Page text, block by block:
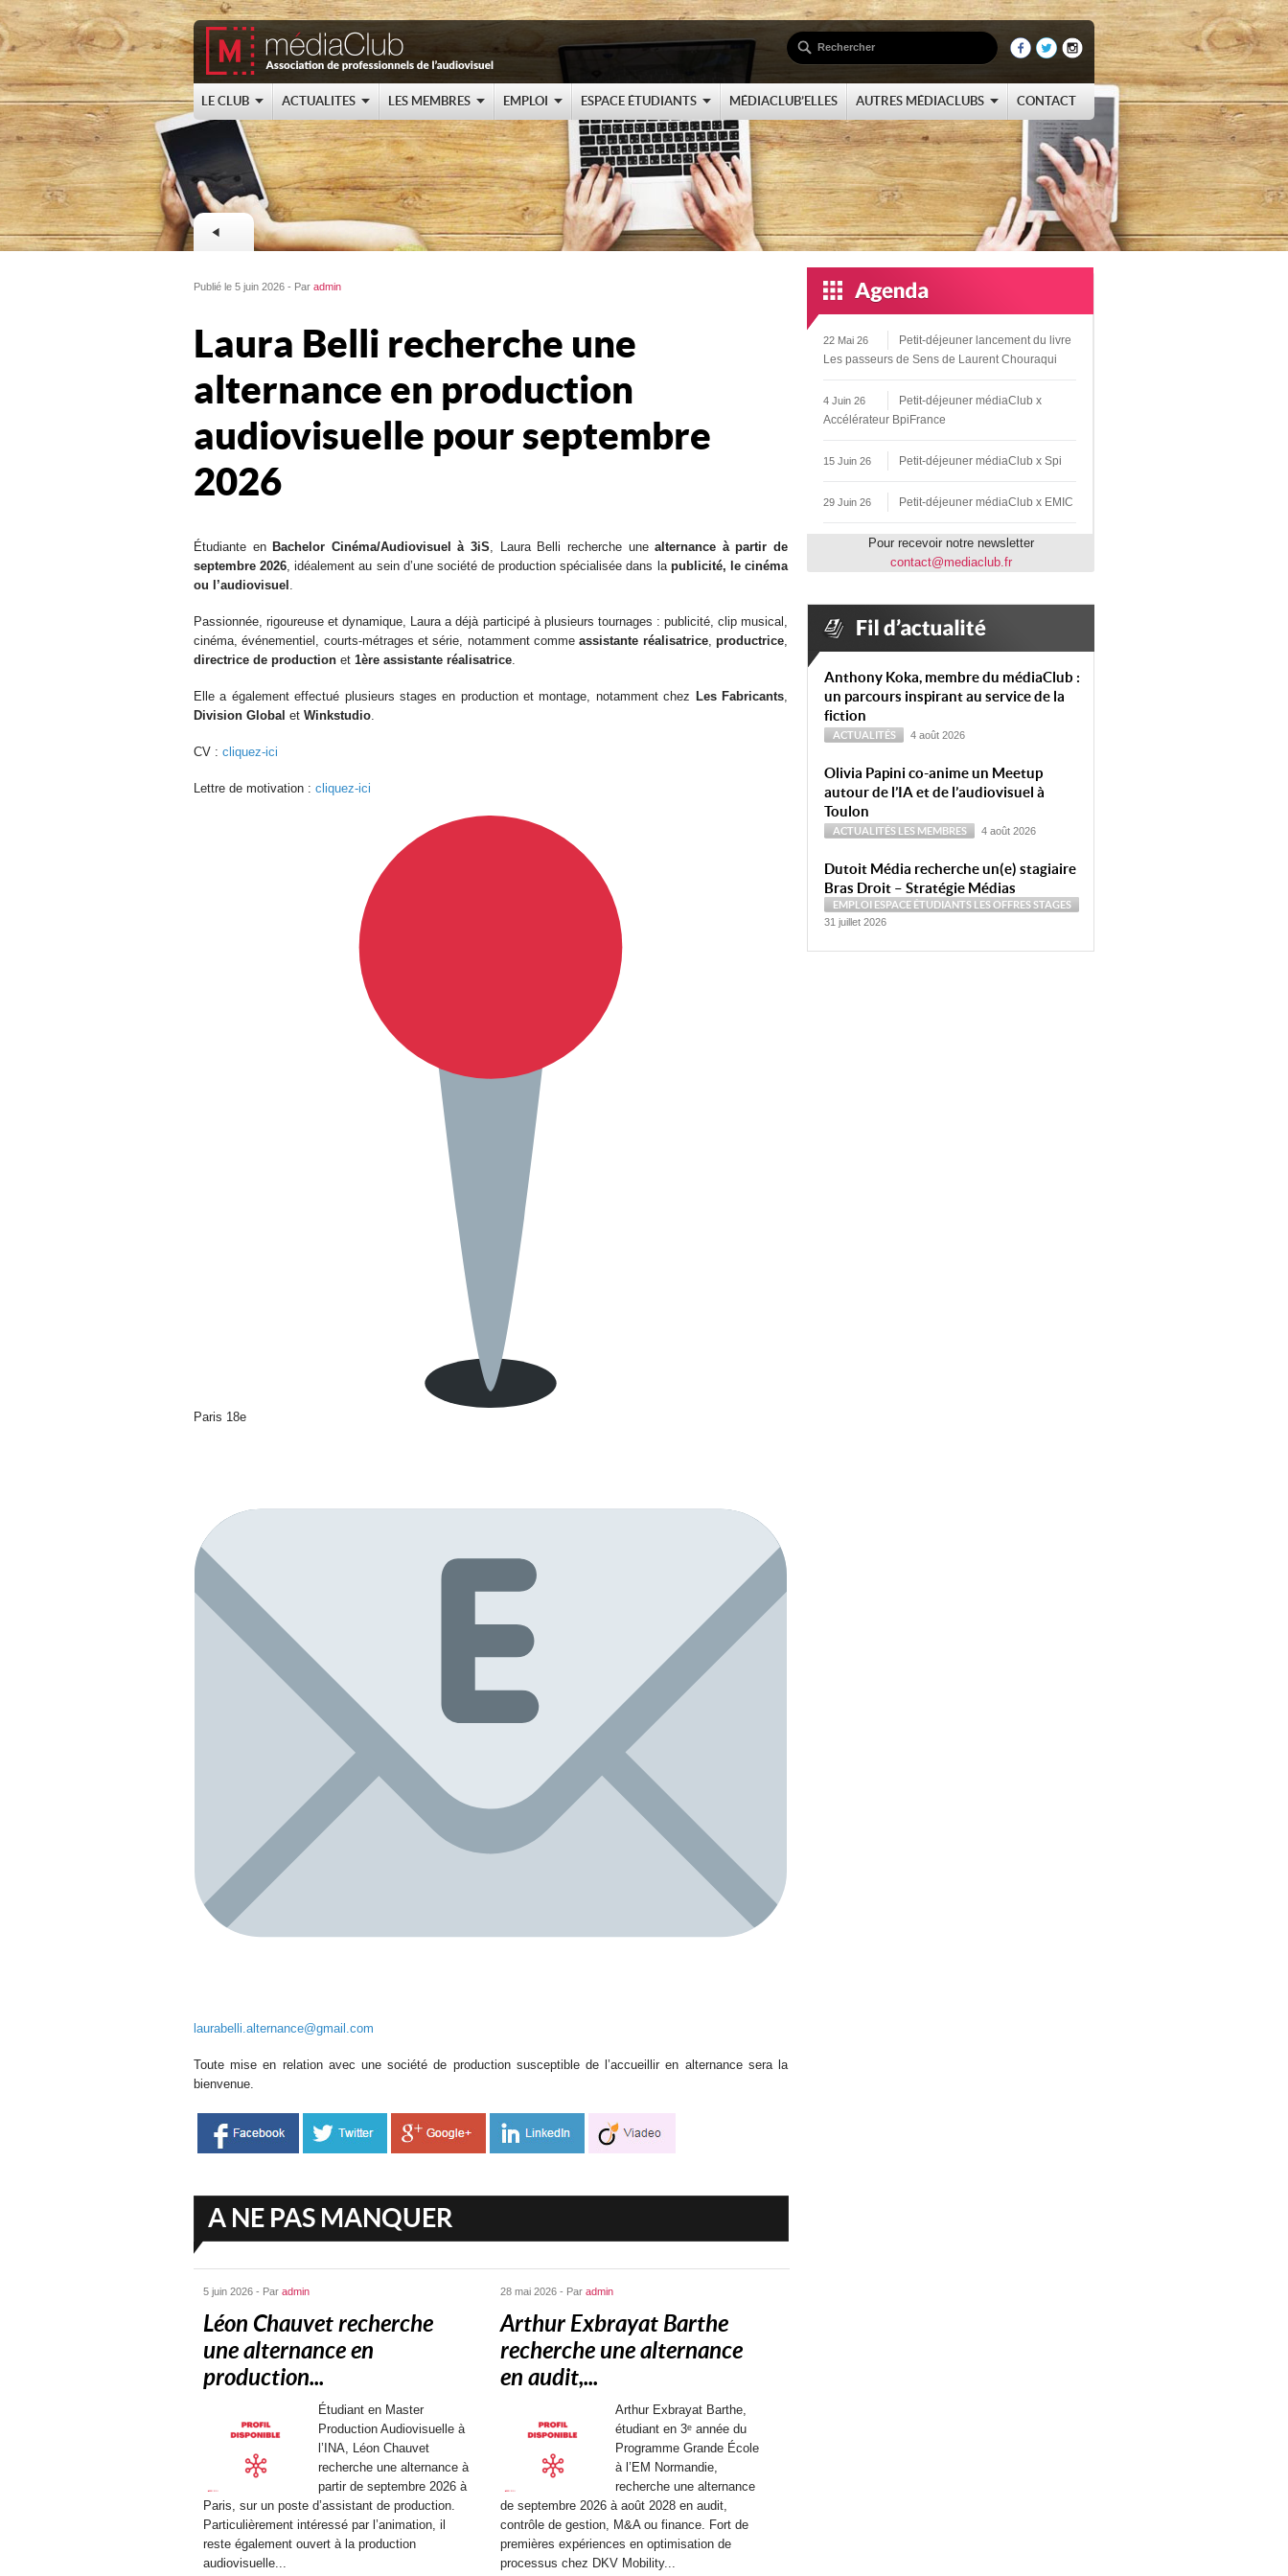
LE CLUB ACTUALITES LES MEMBRES EMPLOI ESPACE ÉTUDIANTS MÉDIACLUB’ELLES AUTRES MÉDIACLUBS CONTACT
Publié le 5 juin 2026 - Par admin
Laura Belli recherche une
alternance en production
audiovisuelle pour septembre
2026
Étudiante en Bachelor Cinéma/Audiovisuel à 3iS, Laura Belli recherche unealternance à partir de
septembre 2026, idéalement au sein d’une société de production spécialisée dans la publicité, le cinéma
ou l’audiovisuel .
Passionnée, rigoureuse et dynamique, Laura a déjà participé à plusieurs tournages : publicité, clip musical,
cinéma, événementiel, courts-métrages et série, notamment commeassistante réalisatrice,productrice,
directrice de production et 1ère assistante réalisatrice.
Elle a également effectué plusieurs stages en production et montage, notamment chez Les Fabricants,
Division Global et Winkstudio.
CV : cliquez-ici
Lettre de motivation : cliquez-ici
Paris 18e
laurabelli.alternance@gmail.com
Toute mise en relation avec une société de production susceptible de l’accueillir en alternance sera la
bienvenue.
A NE PAS MANQUER
5 juin 2026 - Par admin
Léon Chauvet recherche
une alternance en
production...
Étudiant en Master
Production Audiovisuelle à
l’INA, Léon Chauvet
recherche une alternance à
partir de septembre 2026 à
Paris, sur un poste d’assistant de production.
Particulièrement intéressé par l’animation, il
reste également ouvert à la production
audiovisuelle...
28 mai 2026 - Par admin
Arthur Exbrayat Barthe
recherche une alternance
en audit,...
Arthur Exbrayat Barthe,
étudiant en 3ᵉ année du
Programme Grande École
à l’EM Normandie,
recherche une alternance
de septembre 2026 à août 2028 en audit,
contrôle de gestion, M&A ou finance. Fort de
premières expériences en optimisation de
processus chez DKV Mobility...
22 Mai 26
Petit-déjeuner lancement du livre
Les passeurs de Sens de Laurent Chouraqui
4 Juin 26
Petit-déjeuner médiaClub x
Accélérateur BpiFrance
15 Juin 26 Petit-déjeuner médiaClub x Spi
29 Juin 26 Petit-déjeuner médiaClub x EMIC
Pour recevoir notre newsletter
contact@mediaclub.fr
Anthony Koka, membre du médiaClub :
un parcours inspirant au service de la
fiction
ACTUALITÉS 4 août 2026
Olivia Papini co-anime un Meetup
autour de l’IA et de l’audiovisuel à
Toulon
ACTUALITÉS LES MEMBRES 4 août 2026
Dutoit Média recherche un(e) stagiaire
Bras Droit – Stratégie Médias
EMPLOI ESPACE ÉTUDIANTS LES OFFRESSTAGES
31 juillet 2026